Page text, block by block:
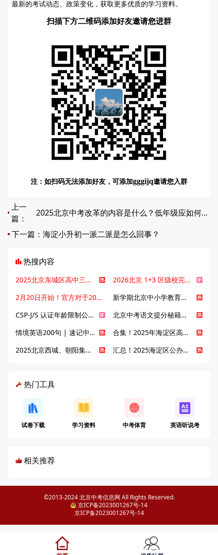
最新的考试动态、政策变化，获取更多优质的学习资料。
扫描下方二维码添加好友邀请您进群
注：如扫码无法添加好友，可添加gggijq邀请您入群
上一
篇：
2025北京中考改革的内容是什么？低年级应如何应对中考改革？
下一篇： 海淀小升初一派二派是怎么回事？
热搜内容
2025北京东城区高中三大梯队高中有哪些？录取分数线是多少？
2026北京 1+3 区级校完整名单发布，13549 个名额该如何规划报考？
2月20日开始！官方对于2025年北京市中招体检问题解答！
新学期北京中小学教育八大变化全解析：学位、政策、教学等方面迎新变革
CSP-J/S 认证年龄限制公告发布，新规即日起实施！
北京中考语文提分秘籍！攻克 5000 易混易错字
情境英语200句 | 速记中考英语1600词
合集！2025年海淀区高中校情介绍
2025北京西城、朝阳集团校直升新动态
汇总！2025海淀区公办高中校情全解
热门工具
试卷下载 学习资料 中考体育 英语听说考
相关推荐
©2013-2024 北京中考信息网 All Rights Reserved.
京ICP备2023001267号-14
京ICP备2023001267号-14